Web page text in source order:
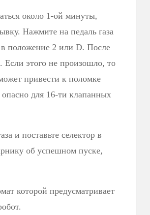
около 1-ой минуты,
Нажмите на педаль газа
в положение 2 или D. После
Если этого не произошло, то
привести к поломке
для 16-ти клапанных
и поставьте селектор в
об успешном пуске,
которой предусматривает